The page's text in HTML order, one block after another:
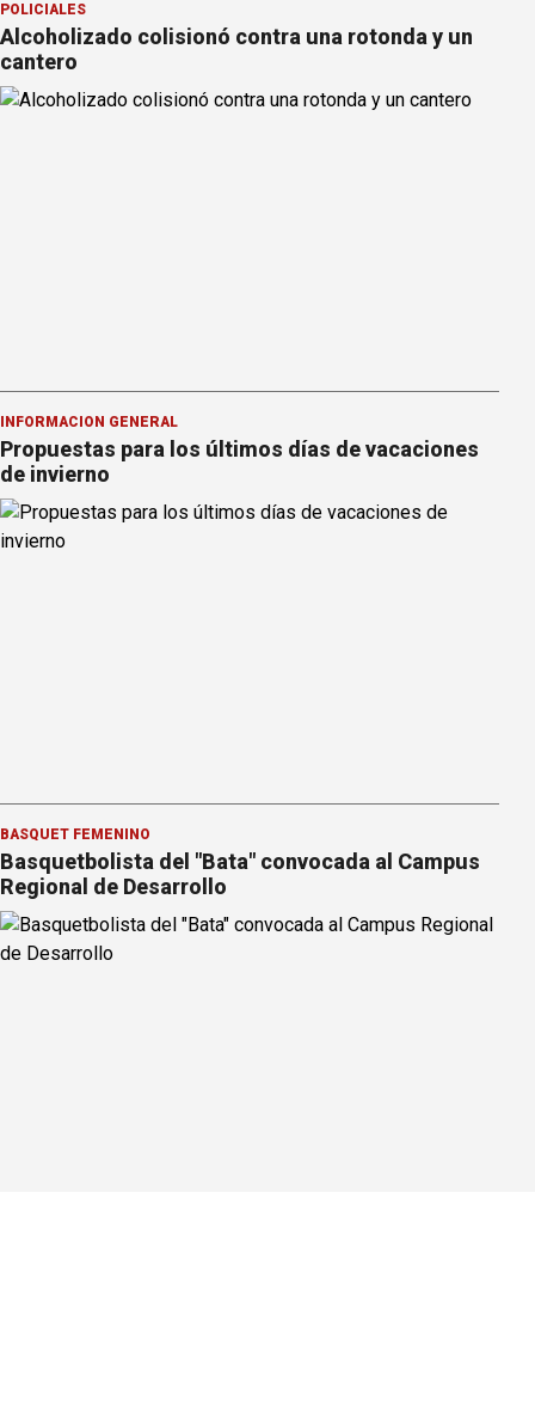
POLICIALES
Alcoholizado colisionó contra una rotonda y un
cantero
INFORMACION GENERAL
Propuestas para los últimos días de vacaciones
de invierno
BÁSQUET FEMENINO
Basquetbolista del "Bata" convocada al Campus
Regional de Desarrollo